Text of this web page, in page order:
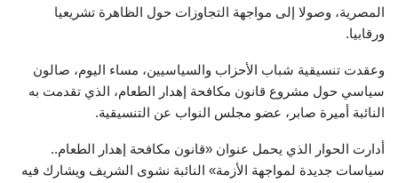
المصرية، وصولا إلى مواجهة التجاوزات حول الظاهرة تشريعيا
ورقابيا.
وعقدت تنسيقية شباب الأحزاب والسياسيين، مساء اليوم، صالون
سياسي حول مشروع قانون مكافحة إهدار الطعام، الذي تقدمت به
النائبة أميرة صابر، عضو مجلس النواب عن التنسيقية.
أدارت الحوار الذي يحمل عنوان «قانون مكافحة إهدار الطعام..
سياسات جديدة لمواجهة الأزمة» النائبة نشوى الشريف ويشارك فيه